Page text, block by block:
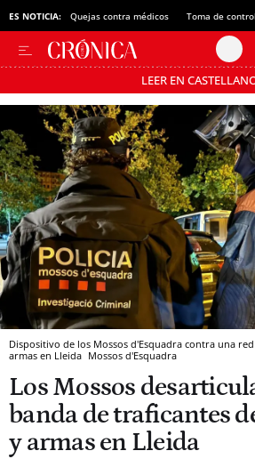
ES NOTICIA: Quejas contra médicos Toma de
LEER EN
Pásate al MODO AHORRO
Dispositivo de los Mossos d'Esquadra contra una
armas en Lleida Mossos d'Esquadra
Los Mossos
banda de traficantes
y armas en Lleida